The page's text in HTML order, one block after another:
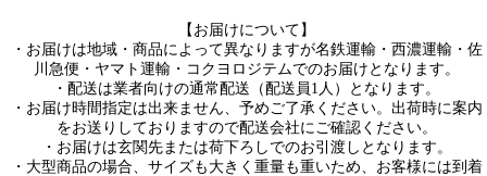
【お届けについて】
・お届けは地域・商品によって異なりますが名鉄運輸・西濃運輸・佐
川急便・ヤマト運輸・コクヨロジテムでのお届けとなります。
・配送は業者向けの通常配送（配送員1人）となります。
・お届け時間指定は出来ません、予めご了承ください。出荷時に案内
をお送りしておりますので配送会社にご確認ください。
・お届けは玄関先または荷下ろしでのお引渡しとなります。
・大型商品の場合、サイズも大きく重量も重いため、お客様には到着